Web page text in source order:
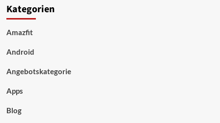
Kategorien
Amazfit
Android
Angebotskategorie
Apps
Blog